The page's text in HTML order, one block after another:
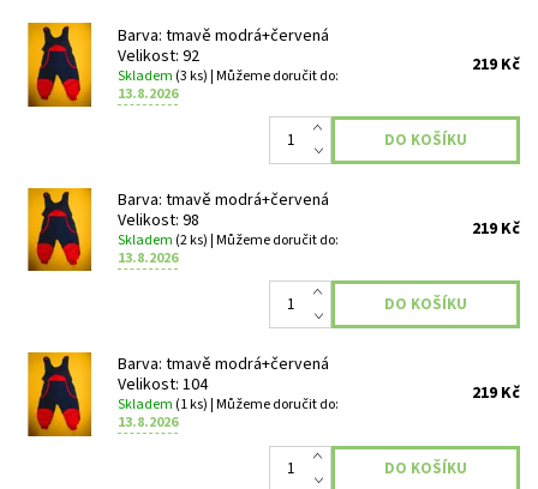
Barva: tmavě modrá+červená
Velikost: 92
Skladem (3 ks)| Můžeme doručit do:
13.8.2026
219 Kč
Barva: tmavě modrá+červená
Velikost: 98
Skladem (2 ks)| Můžeme doručit do:
13.8.2026
219 Kč
Barva: tmavě modrá+červená
Velikost: 104
Skladem (1 ks)| Můžeme doručit do:
13.8.2026
219 Kč